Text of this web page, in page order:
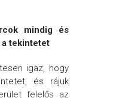
mindig és
a tekintetet
igaz, hogy
és rájuk
felelős az